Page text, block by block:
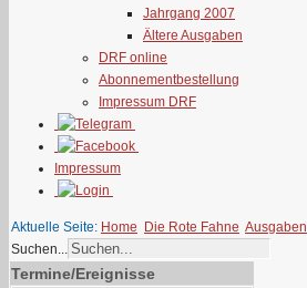
Jahrgang 2007
Ältere Ausgaben
DRF online
Abonnementbestellung
Impressum DRF
Impressum
Aktuelle Seite: Home Die Rote Fahne Ausgaben
Suchen...
Termine/Ereignisse